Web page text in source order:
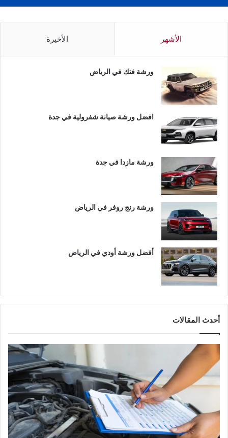
الأشهر الأخيرة
ورشة فتك في الرياض
افضل ورشة صيانة شفرولية في جدة
ورشة مازدا في جدة
ورشة رنج روفر في الرياض
أفضل ورشة أودي في الرياض
أحدث المقالات